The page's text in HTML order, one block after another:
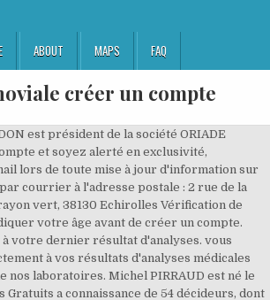
ABOUT MAPS FAQ
créer un compte
secondaire de l’entreprise ORIADE NOVIALE à MONTALIEU-VERCIEU (38390): chiffre d’affaires, siret, adresse, kbis, forme juridique, secteur d’activité. Créez votre compte et bénéficiez d'un espace de stockage gratuit et sécurisé pour tous vos résultats Mes analyses. La rubrique “www.oriade.fr mes résultats d’analyses“correspond au service de connexion proposé par le laboratoire oriade–noviale sur son portail web (laboratoires de biologie médicale en isère, savoie, haute savoie, hautes alpes et hautes-alpes).ce laboratoire propose à ses patients la possibilité de consulter les résultats d’analyse médicales sur internet en accédant à un, Une solution intuitive qui comprend les besoins des acheteurs présent dans le sud est de la france, oriade noviale, groupe de laboratoires de biologie médicale connait un fort développement. ORIADE NOVIALE à Voreppe - L’annuaire Hoodspot - Adresse, numéro de téléphone, produits et services de ORIADE NOVIALE. Mes informations; changer de mot de passe AAAAMMJJ (année mois jour). accédez aux contacts et à la fiche complète de oriade noviale sur laboratoireanalyse.fr, l'annuaire des labos en france, L'entreprise oriade noviale est située 40 avenue jean jaures 38380 saint laurent du pont. dont un chiffre, une majuscule et une minuscule. laissez votre ☆ avis. 38240 MEYLAN. Expérience. © 2010 Groupe Oriade Tous droits réservés. Description is not currently available Créez un compte et soyez alerté en exclusivité, gratuitement, par e-mail lors de toute mise à jour d'information sur la société . Michel PIRRAUD est également mandataire de 6 autres sociétés. L'historique de vos analyses ne sera pas conservé en ligne. Compétences requises. - Un identifiant comportant 15 caractères. Oriade-noviale.fr-Health|Creation date: 11th-May-2015. Date de … Email: [email protected], Dreamscape Networks International Pte Ltd. L'effectif de cette société est de 519 et le … Un exemplaire du présent accord sera tenu à disposition du personnel, un avis étant affiché à ce sujet sur le tableau de communication du personnel. ... Dépistage COVID - LBM ORIADE NOVIALE DOMÈNE . disposition de vos résultats peut vous Votre date de naissance. Email* Mot de passe* ■ Bilan Gratuit de ORIADE NOVIALE à MEYLAN (38240) sur SOCIETE.COM (391466018), chiffre d'affaire, résultat net, bénéfices, actif, passif, compte de résultat Créer un compte... Consulter un compte rendu. Créez un compte et soyez alerté en exclusivité, gratuitement, par e-mail lors de toute mise à jour d'information sur la société . Pour une utilisation optimale du site oriade-noviale.mesanalyses.fr, nous vous invitons à accepter l'usage des cookies dans les paramètres de votre navigateur. .COM - 10,595,200+ .ORG - 1,117,549+ .EDU - 123,500+ .NET - 792,945+ .GOV - 30,232+ .US - 84,439+ .CA - 122,904+ .DE - 220,061+ .UK - 272,390+ .IT - 108,882+ .AU - 152,812+ .CO - 51,739+ .BIZ - 59,081+ .IO - 32,494+ .NL - 99,647+ .SG - 19,713+ .INFO - 81,589+ .IE - 26,934+ .ME - 25,076+ .FR - 98,576+ .EU - 61,372+ .RU - 165,043+ .PH - 9,511+ .INT - 1,166+ .IN - 87,021+ .ES - 38,035+ .CZ - 71,869+ .VN - 48,920+ .TV - 14,250+ .SITE - 9,829+ .RO - 37,484+ .PL - 44,520+ .PK - 10,373+ .MOBI - 4,464+ .LK - 5,507+ .CN - 66,137+ .CH - 66,914+ .AT - 31,992+, Email Address Search | IP Address Blacklist Check | Hosting Providers | Domain Providers | Website Error Checker, © 2018 Site-Stats.org. Vous pouvez accéder directement à vos résultats d'analyses médicales effectuées dans l'un de nos laboratoires. Créer un compte. Création de compte ... Cela se passera à la salle des Prairies, occupée en semaine par le laboratoire Oriade-Noviale qui y pratique des tests PCR depuis le 23 novembre. Accèdez directement à votre dernier résultat d'analyses. L'historique de vos analyses ne sera pas conservé en ligne. Si vous avez déjà un compte mySYNLAB : Entrez votre identifiant présent au dos de la carte fournie par votre laboratoire le jour de votre examen de biologie. remis, lors du prélèvement ou par SMS, les informations Philippe CART LAMY est Président de la société ORIADE NOVIALE située 42 AVENUE DE LA PLAINE FLEURIE 38240 MEYLAN au capital : 70 264 332 €. Fait à Echirolles, le 28 janvier 2020 En 5 exemplaires originaux Pour l’Organisation SyndicalePour le groupe ORIADE NOVIALE Force Ouvrière Pour l’Organisation Syndicale CFDT Oriade Noviale Fr Resultats" Keyword Found Websites Keyword-suggest-tool.com Consulter un compte rendu - oriade noviale. J'ai 15 ans ou plus J'ai 14 ans ou moins Je suis. Consulter les annonces et publications au Bodacc pour la société ORIADE NOVIALE avec Infogreffe laissez votre ☆ avis. le 25 avril 2019 - Jean-Baptiste AUDUC - Innovation ©Oriade-Noviale - La chaîne d'analyse en pleine action mécanique. Créer un nouveau compte. - Un mot de passe au format de votre date de naissance : le 29 mai 2020 - Caroline THERMOZ-LIAUDY - Industrie. Créer un compte... J'ai déjà un compte... Adresse e-mail : Mot de passe : J'ai oublié mon mot de passe. Pour accéder à vos résultats, entrez Réseau de laboratoire de biologie médicale. Saisissez simplement ci-dessous les identifiants de connexion qui vous ont été transmis par votre Laboratoire. e-mail: envoyer message. vous devez créer un compte. Identifiant. Where To Download Rpbe Obbins Atologia Sica Dio could put up with even more with reference to this life, in the region of the world. une durée de 7 jours. Je crée mon compte... Stockage gratuit et sécurisé de vos résultats; Votre compte vous suit dans tous les laboratoires Mes analyses; Gardez le contrôle : effacez vos données définitivement et à tout moment; Vérification de l'âge Veuillez nous indiquer votre âge avant de créer un compte. Créer Votre Compte - Oriade Noviale Oriade-noviale.mesanalyses.fr. 2 Les associés ont décidé de modifier la dénomination sociale ORIADE … Oriade-Noviale automatise sa chaîne d'analyse. Oriade-Noviale facilite l'accès au dépistage du Covid. Dépistage COVID - LBM ORIADE NOVIALE FERNEY VOLTAIRE à Ferney Voltaire Santé publique et médecine sociale Laboratoire d'analyses de biologie médicale : adresse, photos, retrouvez les coordonnées et informations sur le professionnel elle est un laboratoire à saint laurent du pont (isére) dans la région rhône alpes. Se connecter. C